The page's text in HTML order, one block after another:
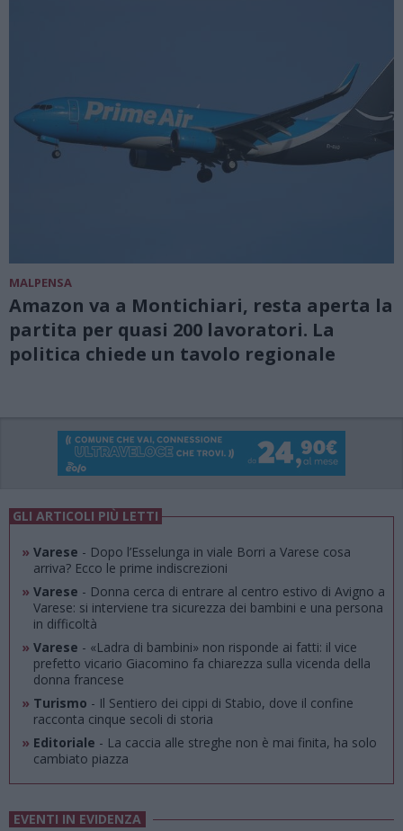
MALPENSA
Amazon va a Montichiari, resta aperta la
partita per quasi 200 lavoratori. La
politica chiede un tavolo regionale
GLI ARTICOLI PIÙ LETTI
» Varese - Dopo l’Esselunga in viale Borri a Varese cosa
arriva? Ecco le prime indiscrezioni
» Varese - Donna cerca di entrare al centro estivo di Avigno a
Varese: si interviene tra sicurezza dei bambini e una persona
in difficoltà
» Varese - «Ladra di bambini» non risponde ai fatti: il vice
prefetto vicario Giacomino fa chiarezza sulla vicenda della
donna francese
» Turismo - Il Sentiero dei cippi di Stabio, dove il confine
racconta cinque secoli di storia
» Editoriale - La caccia alle streghe non è mai finita, ha solo
cambiato piazza
EVENTI IN EVIDENZA